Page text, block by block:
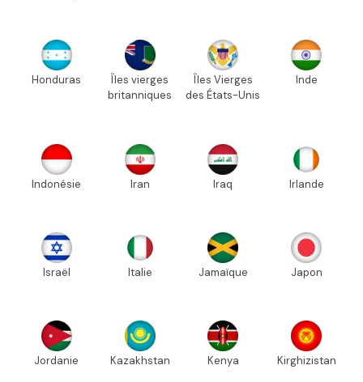
Honduras
Îles vierges
britanniques
Îles Vierges
des États-Unis
Inde
Indonésie Iran Iraq Irlande
Israël Italie Jamaïque Japon
Jordanie Kazakhstan Kenya Kirghizistan